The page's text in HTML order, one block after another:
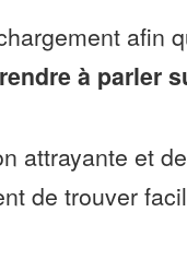
afin
à parler
attrayante et
de trouver